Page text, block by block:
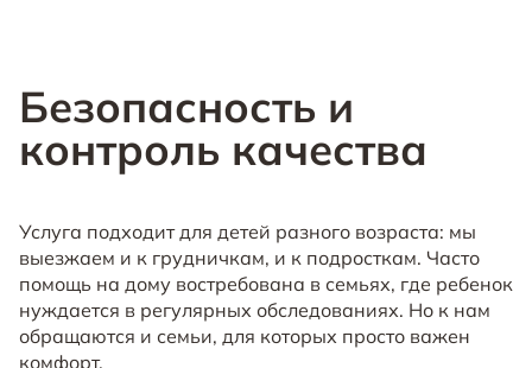
Безопасность и
контроль качества
Услуга подходит для детей разного возраста: мы
выезжаем и к грудничкам, и к подросткам. Часто
помощь на дому востребована в семьях, где ребенок
нуждается в регулярных обследованиях. Но к нам
обращаются и семьи, для которых просто важен
комфорт.